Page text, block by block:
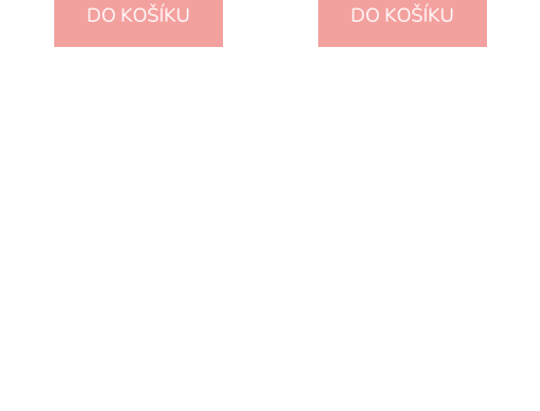
DO KOŠÍKU DO KOŠÍKU